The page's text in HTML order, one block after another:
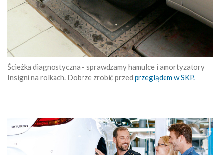
Ścieżka diagnostyczna - sprawdzamy hamulce i amortyzatory
Insigni na rolkach. Dobrze zrobić przed przeglądem w SKP.